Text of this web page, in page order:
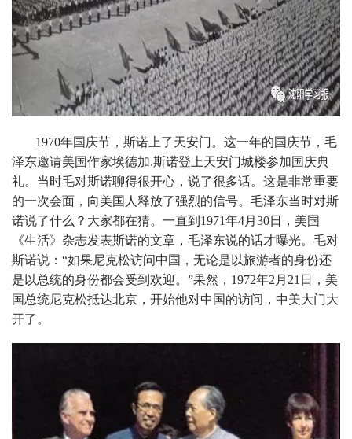
1970年国庆节，斯诺上了天安门。这一年的国庆节，毛
泽东邀请美国作家埃德加.斯诺登上天安门城楼参加国庆典
礼。当时毛对斯诺聊得很开心，说了很多话。这是非常重要
的一次会面，向美国人释放了强烈的信号。毛泽东当时对斯
诺说了什么？大家都在猜。一直到1971年4月30日，美国
《生活》杂志发表斯诺的文章，毛泽东说的话才曝光。毛对
斯诺说：“如果尼克松访问中国，无论是以旅游者的身份还
是以总统的身份都会受到欢迎。”果然，1972年2月21日，美
国总统尼克松抵达北京，开始他对中国的访问，中美大门大
开了。